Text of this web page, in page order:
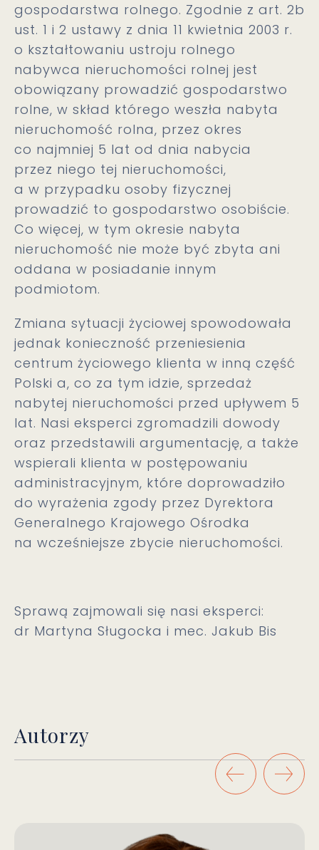
gospodarstwa rolnego. Zgodnie z art. 2b
ust. 1 i 2 ustawy z dnia 11 kwietnia 2003 r.
o kształtowaniu ustroju rolnego
nabywca nieruchomości rolnej jest
obowiązany prowadzić gospodarstwo
rolne, w skład którego weszła nabyta
nieruchomość rolna, przez okres
co najmniej 5 lat od dnia nabycia
przez niego tej nieruchomości,
a w przypadku osoby fizycznej
prowadzić to gospodarstwo osobiście.
Co więcej, w tym okresie nabyta
nieruchomość nie może być zbyta ani
oddana w posiadanie innym
podmiotom.
Zmiana sytuacji życiowej spowodowała
jednak konieczność przeniesienia
centrum życiowego klienta w inną część
Polski a, co za tym idzie, sprzedaż
nabytej nieruchomości przed upływem 5
lat. Nasi eksperci zgromadzili dowody
oraz przedstawili argumentację, a także
wspierali klienta w postępowaniu
administracyjnym, które doprowadziło
do wyrażenia zgody przez Dyrektora
Generalnego Krajowego Ośrodka
na wcześniejsze zbycie nieruchomości.
Sprawą zajmowali się nasi eksperci:
dr Martyna Sługocka i mec. Jakub Bis
Autorzy